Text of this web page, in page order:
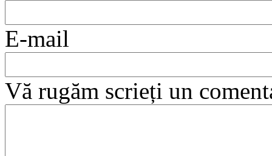
E-mail
Vă rugăm scrieți un